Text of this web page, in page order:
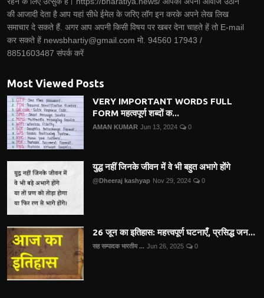
की आजादी देता है आप यहां सीधे ईमेल के जरिए लॉग इन करके अपने लेख लिख
समाचार दे सकते हैं. अगर आप अपनी किसी विषय पर खबर देना चाहते हें तो E-mail
कर सकते हें newsbhartiy@gmail.com मो. 94560 17943 /
8851603487 संपर्क करें
Most Viewed Posts
VERY IMPORTANT WORDS FULL
FORM महत्वपूर्ण शब्दों क...
AMAN KUMAR Jun 13, 2024 0
युद्ध नहीं जिनके जीवन में वे भी बहुत अभागे होंगे
@Dheeraj kashyap Nov 29, 2024 0
26 जून का इतिहास: महत्त्वपूर्ण घटनाएँ, प्रसिद्ध जन...
सह सम्पादक भारतीय ... Jun 26, 2025 0